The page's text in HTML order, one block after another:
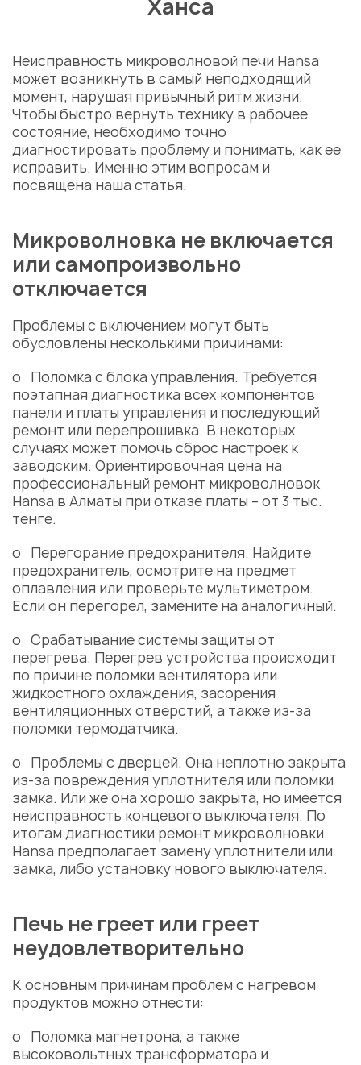
Ханса
Неисправность микроволновой печи Hansa
может возникнуть в самый неподходящий
момент, нарушая привычный ритм жизни.
Чтобы быстро вернуть технику в рабочее
состояние, необходимо точно
диагностировать проблему и понимать, как ее
исправить. Именно этим вопросам и
посвящена наша статья.
Микроволновка не включается
или самопроизвольно
отключается
Проблемы с включением могут быть
обусловлены несколькими причинами:
o Поломка с блока управления. Требуется
поэтапная диагностика всех компонентов
панели и платы управления и последующий
ремонт или перепрошивка. В некоторых
случаях может помочь сброс настроек к
заводским. Ориентировочная цена на
профессиональный ремонт микроволновок
Hansa в Алматы при отказе платы – от 3 тыс.
тенге.
o Перегорание предохранителя. Найдите
предохранитель, осмотрите на предмет
оплавления или проверьте мультиметром.
Если он перегорел, замените на аналогичный.
o Срабатывание системы защиты от
перегрева. Перегрев устройства происходит
по причине поломки вентилятора или
жидкостного охлаждения, засорения
вентиляционных отверстий, а также из-за
поломки термодатчика.
o Проблемы с дверцей. Она неплотно закрыта
из-за повреждения уплотнителя или поломки
замка. Или же она хорошо закрыта, но имеется
неисправность концевого выключателя. По
итогам диагностики ремонт микроволновки
Hansa предполагает замену уплотнители или
замка, либо установку нового выключателя.
Печь не греет или греет
неудовлетворительно
К основным причинам проблем с нагревом
продуктов можно отнести:
o Поломка магнетрона, а также
высоковольтных трансформатора и